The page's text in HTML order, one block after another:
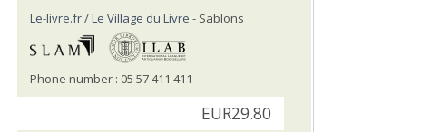
Le-livre.fr / Le Village du Livre - Sablons
Phone number : 05 57 411 411
EUR29.80